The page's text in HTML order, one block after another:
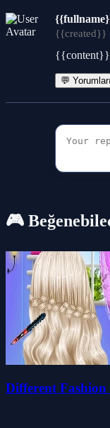
{{created}}
{{content}}
💬
🎮
Different